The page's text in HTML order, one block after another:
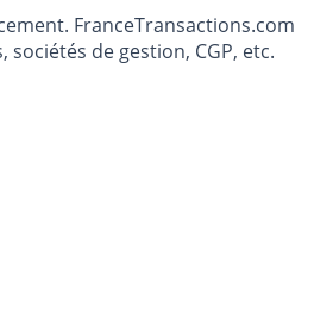
FranceTransactions.com
de gestion, CGP, etc.